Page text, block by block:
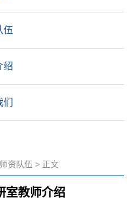
伍
绍
师资队伍 > 正文
室教师介绍